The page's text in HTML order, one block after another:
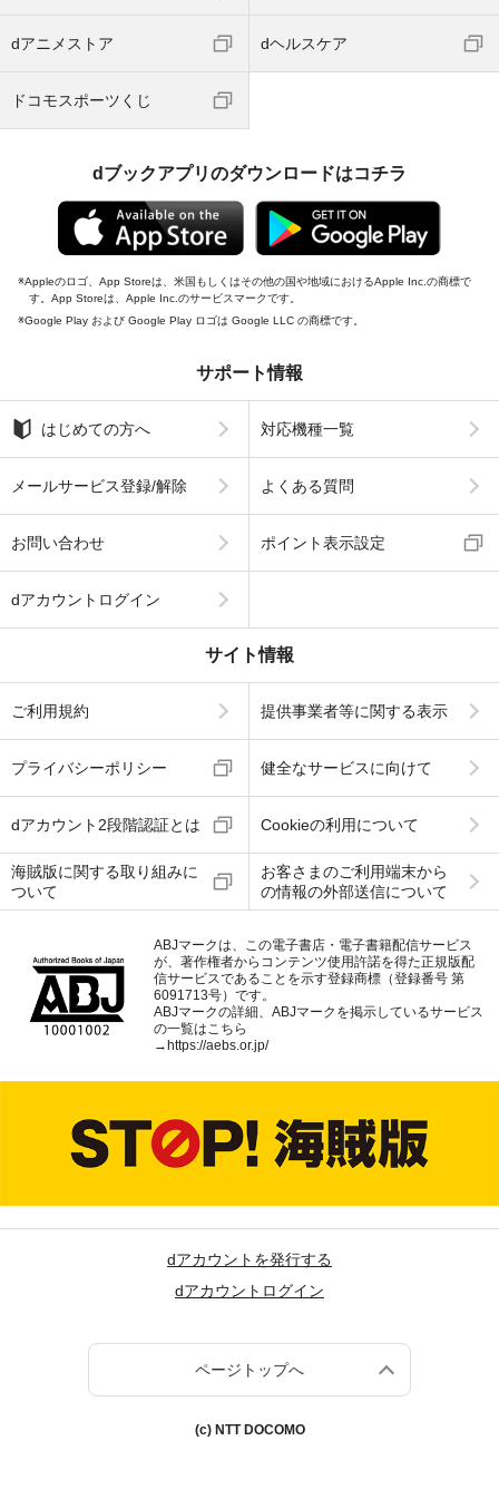
dアニメストア dヘルスケア
ドコモスポーツくじ
dブックアプリのダウンロードはコチラ
Appleのロゴ、App Storeは、米国もしくはその他の国や地域におけるApple Inc.の商標で
す。App Storeは、Apple Inc.のサービスマークです。
Google Play および Google Play ロゴは Google LLC の商標です。
サポート情報
はじめての方へ 対応機種一覧
メールサービス登録/解除 よくある質問
お問い合わせ ポイント表示設定
dアカウントログイン
サイト情報
ご利用規約 提供事業者等に関する表示
プライバシーポリシー 健全なサービスに向けて
dアカウント2段階認証とは Cookieの利用について
海賊版に関する取り組みに
ついて
お客さまのご利用端末から
の情報の外部送信について
ABJマークは、この電子書店・電子書籍配信サービス
が、著作権者からコンテンツ使用許諾を得た正規版配
信サービスであることを示す登録商標（登録番号 第
6091713号）です。
ABJマークの詳細、ABJマークを掲示しているサービス
の一覧はこちら
→ https://aebs.or.jp/
dアカウントを発行する
dアカウントログイン
ページトップへ
(c) NTT DOCOMO